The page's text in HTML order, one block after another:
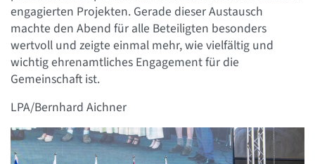
engagierten Projekten. Gerade dieser Austausch
machte den Abend für alle Beteiligten besonders
wertvoll und zeigte einmal mehr, wie vielfältig und
wichtig ehrenamtliches Engagement für die
Gemeinschaft ist.
LPA/Bernhard Aichner